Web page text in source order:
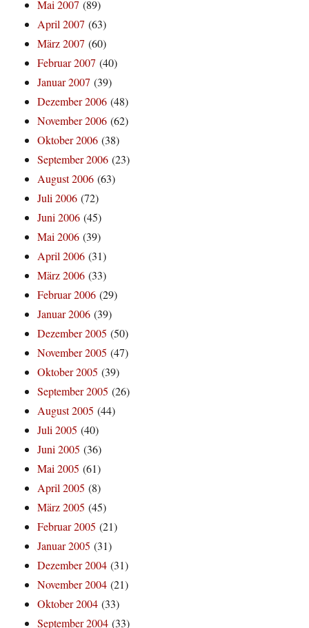
Mai 2007 (89)
April 2007 (63)
März 2007 (60)
Februar 2007 (40)
Januar 2007 (39)
Dezember 2006 (48)
November 2006 (62)
Oktober 2006 (38)
September 2006 (23)
August 2006 (63)
Juli 2006 (72)
Juni 2006 (45)
Mai 2006 (39)
April 2006 (31)
März 2006 (33)
Februar 2006 (29)
Januar 2006 (39)
Dezember 2005 (50)
November 2005 (47)
Oktober 2005 (39)
September 2005 (26)
August 2005 (44)
Juli 2005 (40)
Juni 2005 (36)
Mai 2005 (61)
April 2005 (8)
März 2005 (45)
Februar 2005 (21)
Januar 2005 (31)
Dezember 2004 (31)
November 2004 (21)
Oktober 2004 (33)
September 2004 (33)